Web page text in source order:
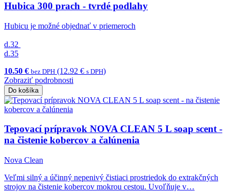
Hubica 300 prach - tvrdé podlahy
Hubicu je možné objednať v priemeroch
d.32
d.35
10.50 € bez DPH (12.92 € s DPH)
Zobraziť podrobnosti
Do košíka
Tepovací prípravok NOVA CLEAN 5 L soap scent -
na čistenie kobercov a čalúnenia
Nova Clean
Veľmi silný a účinný nepenivý čistiaci prostriedok do extrakčných
strojov na čistenie kobercov mokrou cestou. Uvoľňuje v…